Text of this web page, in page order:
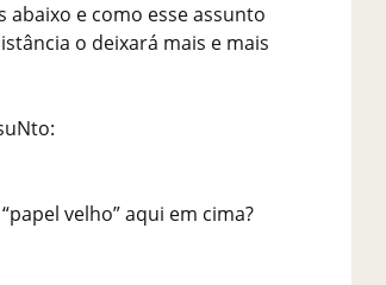
abaixo e como esse assunto
o deixará mais e mais
velho” aqui em cima?